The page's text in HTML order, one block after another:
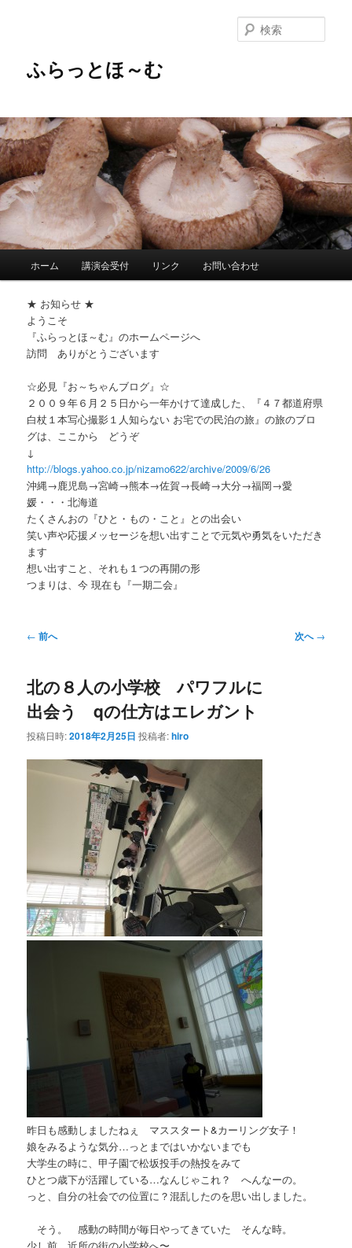
ツ
へ
移
動
ふらっとほ～む
索
ホーム 講演会受付 リンク お問い合わせ
★ お知らせ ★
ようこそ
『ふらっとほ～む』のホームページへ
訪問 ありがとうございます
☆必見『お～ちゃんブログ』☆
２００９年６月２５日から一年かけて達成した、『４７都道府県
白杖１本写心撮影１人知らない お宅での民泊の旅』の旅のブロ
グは、ここから どうぞ
↓
http://blogs.yahoo.co.jp/nizamo622/archive/2009/6/26
沖縄→鹿児島→宮崎→熊本→佐賀→長崎→大分→福岡→愛
媛・・・北海道
たくさんおの『ひと・もの・こと』との出会い
笑い声や応援メッセージを想い出すことで元気や勇気をいただき
ます
想い出すこと、それも１つの再開の形
つまりは、今 現在も『一期二会』
投
ビ
ゲ
ー
シ
← 前へ 次へ→
北の８人の小学校 パワフルに
出会う qの仕方はエレガント
投稿日時:2018年2月25日 投稿者:hiro
昨日も感動しましたねぇ マススタート&カーリング女子！
娘をみるような気分…っとまではいかないまでも
大学生の時に、甲子園で松坂投手の熱投をみて
ひとつ歳下が活躍している…なんじゃこれ？ へんなーの。
っと、自分の社会での位置に？混乱したのを思い出しました。
そう。 感動の時間が毎日やってきていた そんな時。